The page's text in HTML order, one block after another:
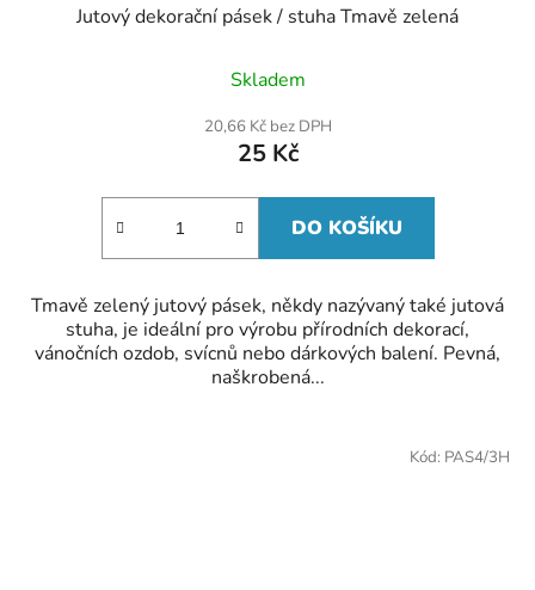
Jutový dekorační pásek / stuha Tmavě zelená
Skladem
20,66 Kč bez DPH
25 Kč
DO KOŠÍKU
Tmavě zelený jutový pásek, někdy nazývaný také jutová
stuha, je ideální pro výrobu přírodních dekorací,
vánočních ozdob, svícnů nebo dárkových balení. Pevná,
naškrobená...
Kód: PAS4/3H